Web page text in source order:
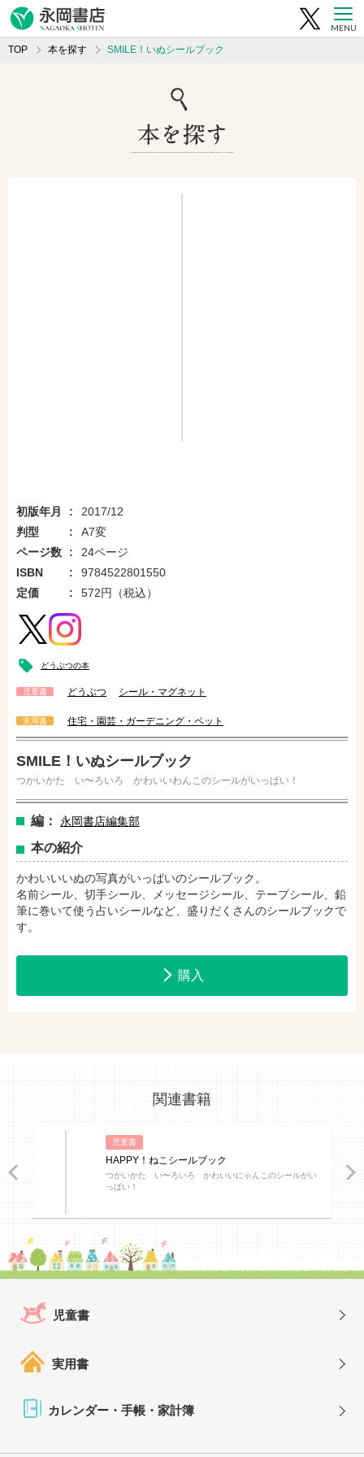
MENU
TOP 本を探す SMILE！いぬシールブック
初版年月
2017/12
判型
A7変
ページ数
24ページ
ISBN
9784522801550
定価
572円（税込）
どうぶつの本
児童書 どうぶつ シール・マグネット
実用書 住宅・園芸・ガーデニング・ペット
SMILE！いぬシールブック
つかいかた い〜ろいろ かわいいわんこのシールがいっぱい！
編： 永岡書店編集部
本の紹介
かわいいいぬの写真がいっぱいのシールブック。
名前シール、切手シール、メッセージシール、テープシール、鉛
筆に巻いて使う占いシールなど、盛りだくさんのシールブックで
す。
購入
amazonで購入
e-honで購入
hontoで購入 ヨドバシ.comで購入
関連書籍
児童書
HAPPY！ねこシールブック
つかいかた い〜ろいろ かわいいにゃんこのシールがい
っぱい！
児童書
実用書
カレンダー・手帳・家計簿